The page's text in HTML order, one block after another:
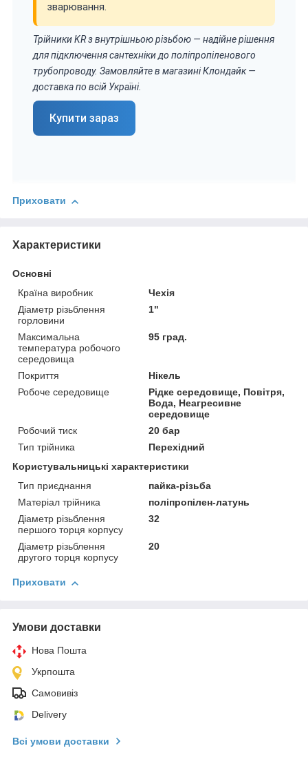
зварювання.
Трійники KR з внутрішньою різьбою — надійне рішення
для підключення сантехніки до поліпропіленового
трубопроводу. Замовляйте в магазині Клондайк —
доставка по всій Україні.
Купити зараз
Приховати
Характеристики
Основні
Країна виробник
Чехія
Діаметр різьблення
горловини
1"
Максимальна
температура робочого
середовища
95 град.
Покриття
Нікель
Робоче середовище
Рідке середовище, Повітря,
Вода, Неагресивне
середовище
Робочий тиск
20 бар
Тип трійника
Перехідний
Користувальницькі характеристики
Тип приєднання
пайка-різьба
Матеріал трійника
поліпропілен-латунь
Діаметр різьблення
першого торця корпусу
32
Діаметр різьблення
другого торця корпусу
20
Приховати
Умови доставки
Нова Пошта
Укрпошта
Самовивіз
Delivery
Всі умови доставки